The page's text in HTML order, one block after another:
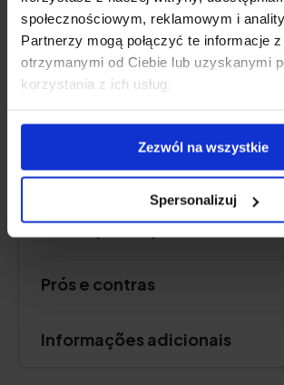
społecznościowym, reklamowym i
Partnerzy mogą połączyć te informacje
otrzymanymi od Ciebie lub uzyskanymi
korzystania z ich usług.
Zezwól na wszystkie
Spersonalizuj
Forma:cápsulas
Dose:2 cápsulas por dia
Suficiente para:30 dias
Verificar o preço
Descrição do produto
Prós e contras
Informações adicionais